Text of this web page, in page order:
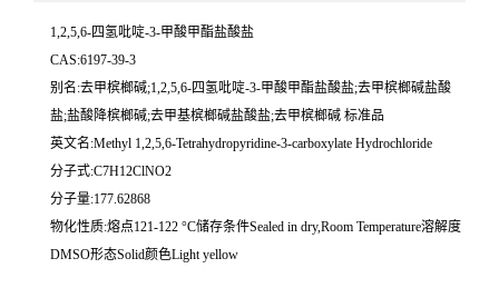
1,2,5,6-四氢吡啶-3-甲酸甲酯盐酸盐
CAS:6197-39-3
别名:去甲槟榔碱;1,2,5,6-四氢吡啶-3-甲酸甲酯盐酸盐;去甲槟榔碱盐酸
盐;盐酸降槟榔碱;去甲基槟榔碱盐酸盐;去甲槟榔碱 标准品
英文名:Methyl 1,2,5,6-Tetrahydropyridine-3-carboxylate Hydrochloride
分子式:C7H12ClNO2
分子量:177.62868
物化性质:熔点121-122 °C储存条件Sealed in dry,Room Temperature溶解度
DMSO形态Solid颜色Light yellow